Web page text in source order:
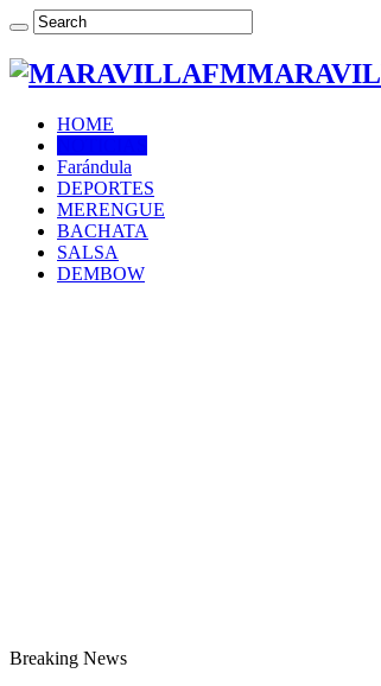
HOME
Farándula
DEPORTES
MERENGUE
BACHATA
SALSA
DEMBOW
Breaking News